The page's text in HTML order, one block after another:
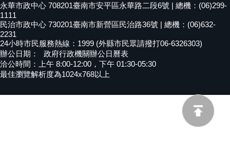
花
泉
桐
花
祭
永華市政中心 708201臺南市安平區永華路二段6號 | 總機：(06)299-
1111
民治市政中心 730201臺南市新營區民治路36號 | 總機：(06)632-
2231
24小時市民服務熱線：1999 (外縣市民眾請撥打06-6326303)
辦公日期：
政府行政機關辦公日曆表
洽公時間：上午 8:00-12:00，下午 01:30-05:30
最佳瀏覽解析度為1024x768以上